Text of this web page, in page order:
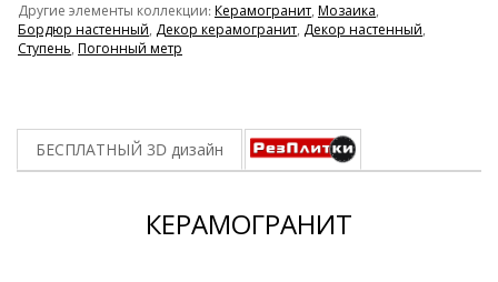
Другие элементы коллекции:Керамогранит, Мозаика,
Бордюр настенный, Декор керамогранит, Декор настенный,
Ступень, Погонный метр
БЕСПЛАТНЫЙ 3D дизайн
КЕРАМОГРАНИТ